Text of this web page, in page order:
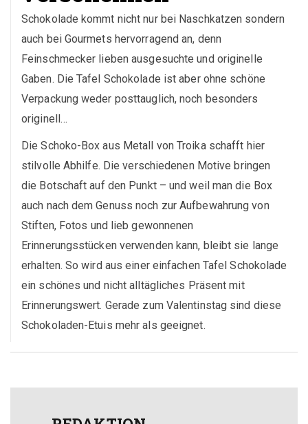
Schokolade kommt nicht nur bei Naschkatzen sondern
auch bei Gourmets hervorragend an, denn
Feinschmecker lieben ausgesuchte und originelle
Gaben. Die Tafel Schokolade ist aber ohne schöne
Verpackung weder posttauglich, noch besonders
originell…
Die Schoko-Box aus Metall von Troika schafft hier
stilvolle Abhilfe. Die verschiedenen Motive bringen
die Botschaft auf den Punkt – und weil man die Box
auch nach dem Genuss noch zur Aufbewahrung von
Stiften, Fotos und lieb gewonnenen
Erinnerungsstücken verwenden kann, bleibt sie lange
erhalten. So wird aus einer einfachen Tafel Schokolade
ein schönes und nicht alltägliches Präsent mit
Erinnerungswert. Gerade zum Valentinstag sind diese
Schokoladen-Etuis mehr als geeignet.